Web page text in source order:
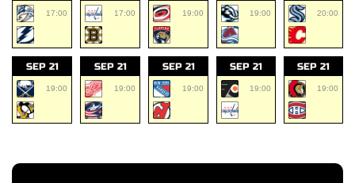
17:00 17:00 19:00 19:00 20:00
SEP 21
19:00
SEP 21
19:00
SEP 21
19:00
SEP 21
19:00
SEP 21
19:00